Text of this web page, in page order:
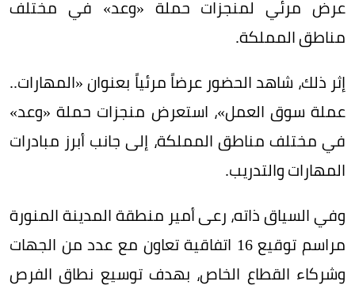
عرض مرئي لمنجزات حملة «وعد» في مختلف
مناطق المملكة.
إثر ذلك، شاهد الحضور عرضاً مرئياً بعنوان «المهارات..
عملة سوق العمل»، استعرض منجزات حملة «وعد»
في مختلف مناطق المملكة، إلى جانب أبرز مبادرات
المهارات والتدريب.
وفي السياق ذاته، رعى أمير منطقة المدينة المنورة
مراسم توقيع 16 اتفاقية تعاون مع عدد من الجهات
وشركاء القطاع الخاص، بهدف توسيع نطاق الفرص